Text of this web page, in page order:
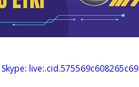
Skype: live:.cid.575569c608265c69